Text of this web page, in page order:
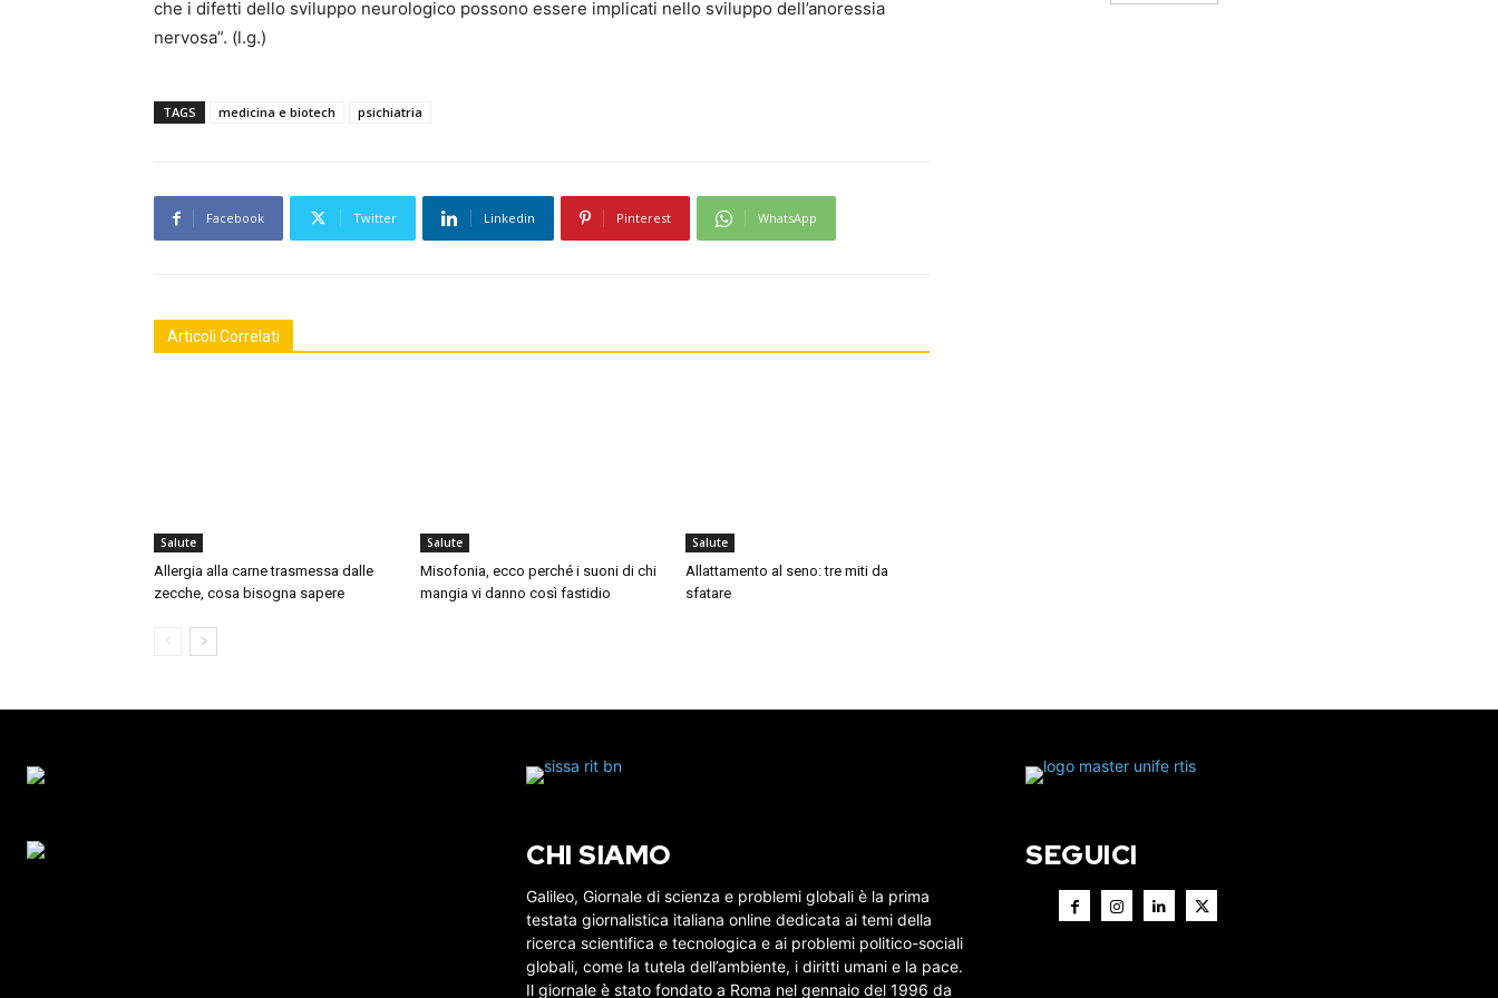
che i difetti dello sviluppo neurologico possono essere implicati nello sviluppo dell’anoressia
nervosa”. (l.g.)
TAGS medicina e biotech psichiatria
Facebook Twitter Linkedin Pinterest WhatsApp
Articoli Correlati
Salute
Allergia alla carne trasmessa dalle
zecche, cosa bisogna sapere
Salute
Misofonia, ecco perché i suoni di chi
mangia vi danno così fastidio
Salute
Allattamento al seno: tre miti da
sfatare
CHI SIAMO
Galileo, Giornale di scienza e problemi globali è la prima
testata giornalistica italiana online dedicata ai temi della
ricerca scientifica e tecnologica e ai problemi politico-sociali
globali, come la tutela dell’ambiente, i diritti umani e la pace.
Il giornale è stato fondato a Roma nel gennaio del 1996 da
SEGUICI